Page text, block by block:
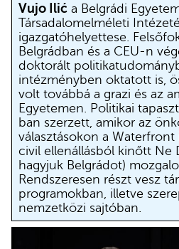
Vujo Ilića Belgrádi
Társadalomelméleti
igazgatóhelyettese.
Belgrádban és a CEU-n
doktorált
intézményben oktatott is,
volt továbbá a grazi és az
Egyetemen. Politikai
ban szerzett, amikor az
választásokon a
civil ellenállásból kinőtt Ne
hagyjuk Belgrádot)
Rendszeresen részt vesz
programokban, illetve
nemzetközi sajtóban.